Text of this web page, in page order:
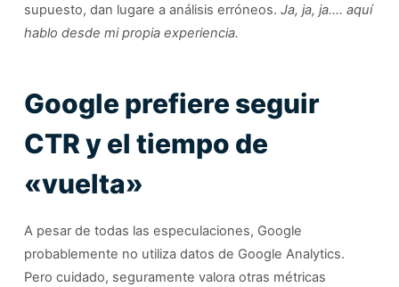
supuesto, dan lugare a análisis erróneos. Ja, ja, ja…. aquí
hablo desde mi propia experiencia.
Google prefiere seguir
CTR y el tiempo de
«vuelta»
A pesar de todas las especulaciones, Google
probablemente no utiliza datos de Google Analytics.
Pero cuidado, seguramente valora otras métricas